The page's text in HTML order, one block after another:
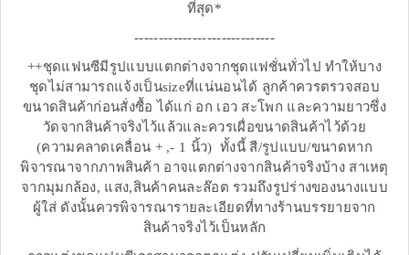
ที่สุด*
-----------------------------
++ชุดแฟนซีมีรูปแบบแตกต่างจากชุดแฟชั่นทั่วไป ทำให้บาง
ชุดไม่สามารถแจ้งเป็นsizeที่แน่นอนได้ ลูกค้าควรตรวจสอบ
ขนาดสินค้าก่อนสั่งซื้อ ได้แก่ อก เอว สะโพก และความยาวซึ่ง
วัดจากสินค้าจริงไว้แล้วและควรเผื่อขนาดสินค้าไว้ด้วย
(ความคลาดเคลื่อน + ,- 1 นิ้ว) ทั้งนี้ สี/รูปแบบ/ขนาดหาก
พิจารณาจากภาพสินค้า อาจแตกต่างจากสินค้าจริงบ้าง สาเหตุ
จากมุมกล้อง, แสง,สินค้าคนละล๊อต รวมถึงรูปร่างของนางแบบ
ผู้ใส่ ดังนั้นควรพิจารณารายละเอียดที่ทางร้านบรรยายจาก
สินค้าจริงไว้เป็นหลัก